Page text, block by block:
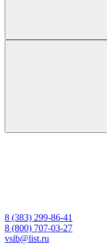
8 (383) 299-86-41
8 (800) 707-03-27
vsib@list.ru